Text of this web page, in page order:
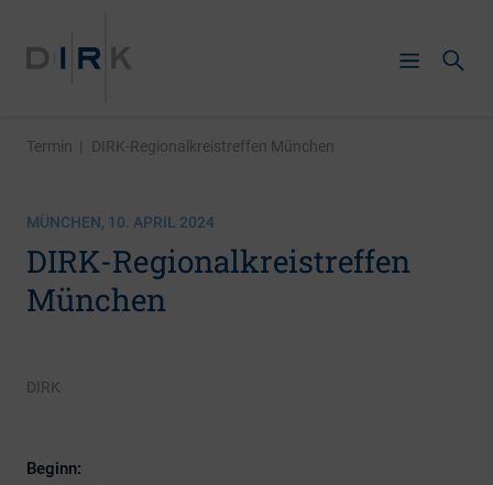
Termin | DIRK-Regionalkreistreffen München
MÜNCHEN, 10. APRIL 2024
DIRK-Regionalkreistreffen
München
DIRK
Beginn: